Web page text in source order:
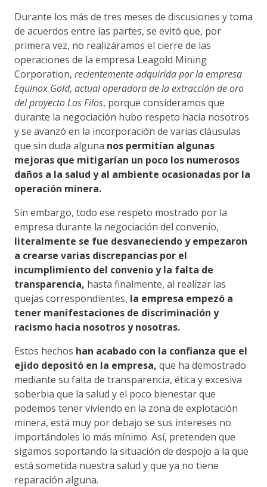
Durante los más de tres meses de discusiones y toma
de acuerdos entre las partes, se evitó que, por
primera vez, no realizáramos el cierre de las
operaciones de la empresa Leagold Mining
Corporation, recientemente adquirida por la empresa
Equinox Gold, actual operadora de la extracción de oro
del proyecto Los Filos, porque consideramos que
durante la negociación hubo respeto hacia nosotros
y se avanzó en la incorporación de varias cláusulas
que sin duda alguna nos permitían algunas
mejoras que mitigarían un poco los numerosos
daños a la salud y al ambiente ocasionadas por la
operación minera.
Sin embargo, todo ese respeto mostrado por la
empresa durante la negociación del convenio,
literalmente se fue desvaneciendo y empezaron
a crearse varias discrepancias por el
incumplimiento del convenio y la falta de
transparencia, hasta finalmente, al realizar las
quejas correspondientes, la empresa empezó a
tener manifestaciones de discriminación y
racismo hacia nosotros y nosotras.
Estos hechos han acabado con la confianza que el
ejido depositó en la empresa, que ha demostrado
mediante su falta de transparencia, ética y excesiva
soberbia que la salud y el poco bienestar que
podemos tener viviendo en la zona de explotación
minera, está muy por debajo se sus intereses no
importándoles lo más mínimo. Así, pretenden que
sigamos soportando la situación de despojo a la que
está sometida nuestra salud y que ya no tiene
reparación alguna.